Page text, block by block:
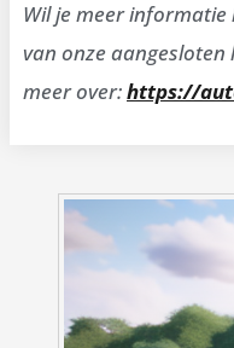
Wil je meer informatie
van onze aangesloten
meer over:https://